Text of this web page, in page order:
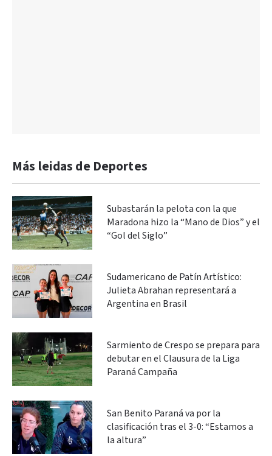
Más leidas de Deportes
Subastarán la pelota con la que
Maradona hizo la “Mano de Dios” y el
“Gol del Siglo”
Sudamericano de Patín Artístico:
Julieta Abrahan representará a
Argentina en Brasil
Sarmiento de Crespo se prepara para
debutar en el Clausura de la Liga
Paraná Campaña
San Benito Paraná va por la
clasificación tras el 3-0: “Estamos a
la altura”